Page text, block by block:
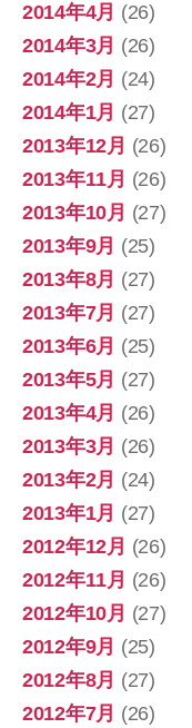
2014年4月 (26)
2014年3月 (26)
2014年2月 (24)
2014年1月 (27)
2013年12月 (26)
2013年11月 (26)
2013年10月 (27)
2013年9月 (25)
2013年8月 (27)
2013年7月 (27)
2013年6月 (25)
2013年5月 (27)
2013年4月 (26)
2013年3月 (26)
2013年2月 (24)
2013年1月 (27)
2012年12月 (26)
2012年11月 (26)
2012年10月 (27)
2012年9月 (25)
2012年8月 (27)
2012年7月 (26)